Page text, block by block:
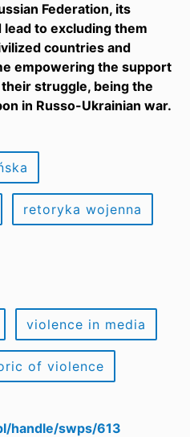
Federation, its
to excluding them
countries and
empowering the support
struggle, being the
in Russo-Ukrainian war.
retoryka wojenna
violence in media
of violence
handle/swps/613